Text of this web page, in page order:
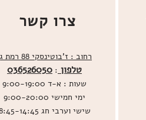
צרו קשר
רחוב : ז'בוטינסקי 88 רמת גן
טלפון :
036526050
שעות : א-ד 9:00-19:00
ימי חמישי 9:00-20:00
שישי וערבי חג 8:45-14:45